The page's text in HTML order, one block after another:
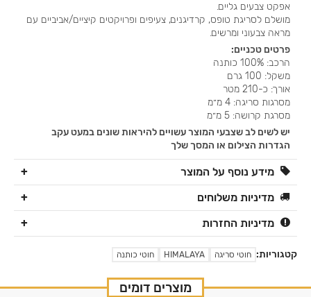
אפקט צבעים גליים.
מושלם לסריגת טופס, קרדיגנים, צעיפים ופרויקטים קיציים/אביביים עם
מראה צבעוני ומרשים.
פרטים טכניים:
הרכב: 100% כותנה
משקל: 100 גרם
אורך: כ-210 מטר
מסרגות סריגה: 4 מ״מ
מסרגת קרושה: 5 מ״מ
יש לשים לב שצבעי המוצר עשויים להיראות שונים במעט עקב
הגדרות הצילום או המסך שלך
מידע נוסף על המוצר
מדיניות משלוחים
מדיניות החזרות
קטגוריות: חוטי סריגה HIMALAYA חוטי כותנה
מוצרים דומים